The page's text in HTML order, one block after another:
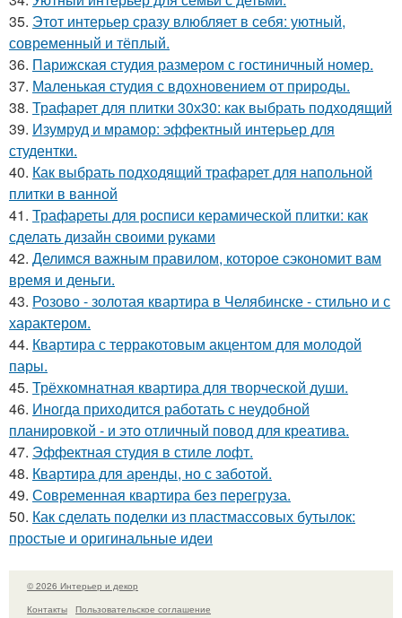
35. Этот интерьер сразу влюбляет в себя: уютный,
современный и тёплый.
36. Парижская студия размером с гостиничный номер.
37. Маленькая студия с вдохновением от природы.
38. Трафарет для плитки 30х30: как выбрать подходящий
39. Изумруд и мрамор: эффектный интерьер для
студентки.
40. Как выбрать подходящий трафарет для напольной
плитки в ванной
41. Трафареты для росписи керамической плитки: как
сделать дизайн своими руками
42. Делимся важным правилом, которое сэкономит вам
время и деньги.
43. Розово - золотая квартира в Челябинске - стильно и с
характером.
44. Квартира с терракотовым акцентом для молодой
пары.
45. Трёхкомнатная квартира для творческой души.
46. Иногда приходится работать с неудобной
планировкой - и это отличный повод для креатива.
47. Эффектная студия в стиле лофт.
48. Квартира для аренды, но с заботой.
49. Современная квартира без перегруза.
50. Как сделать поделки из пластмассовых бутылок:
простые и оригинальные идеи
© 2026 Интерьер и декор
Контакты
Пользовательское соглашение